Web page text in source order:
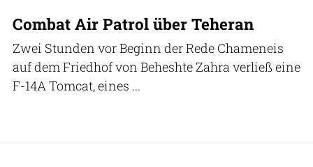
Combat Air Patrol über Teheran
Zwei Stunden vor Beginn der Rede Chameneis
auf dem Friedhof von Beheshte Zahra verließ eine
F-14A Tomcat, eines ...